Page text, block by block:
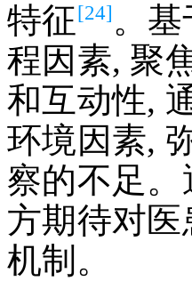
特征[24] 。
程因素, 聚
和互动性,
环境因素,
察的不足
方期待对
机制。